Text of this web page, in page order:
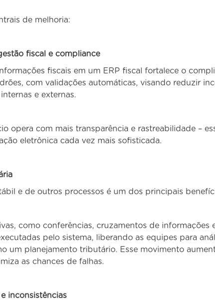
de melhoria:
fiscal e compliance
fiscais em um ERP fiscal fortalece o
com validações automáticas, visando reduzir
e externas.
opera com mais transparência e rastreabilidade –
eletrônica cada vez mais sofisticada.
e de outros processos é um dos principais
como conferências, cruzamentos de informações
pelo sistema, liberando as equipes para
um planejamento tributário. Esse movimento
as chances de falhas.
inconsistências